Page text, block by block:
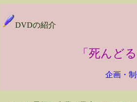
DVDの紹介
「死んど
企画・